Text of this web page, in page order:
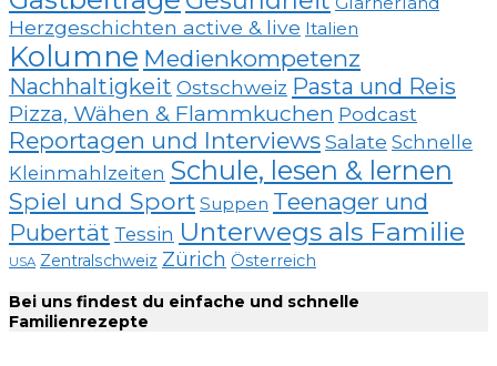
Herzgeschichten active & live Italien
Kolumne Medienkompetenz
Nachhaltigkeit Ostschweiz Pasta und Reis
Pizza, Wähen & Flammkuchen Podcast
Reportagen und InterviewsSalate Schnelle
Kleinmahlzeiten Schule, lesen & lernen
Spiel und Sport Suppen Teenager und
Pubertät Tessin Unterwegs als Familie
USA Zentralschweiz Zürich Österreich
Bei uns findest du einfache und schnelle
Familienrezepte